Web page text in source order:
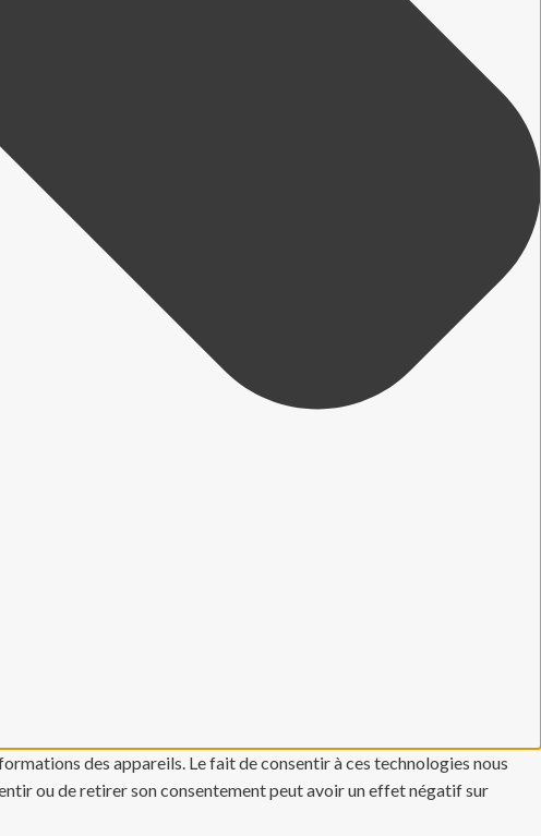
des appareils. Le fait de consentir à ces technologies nous
ou de retirer son consentement peut avoir un effet négatif sur